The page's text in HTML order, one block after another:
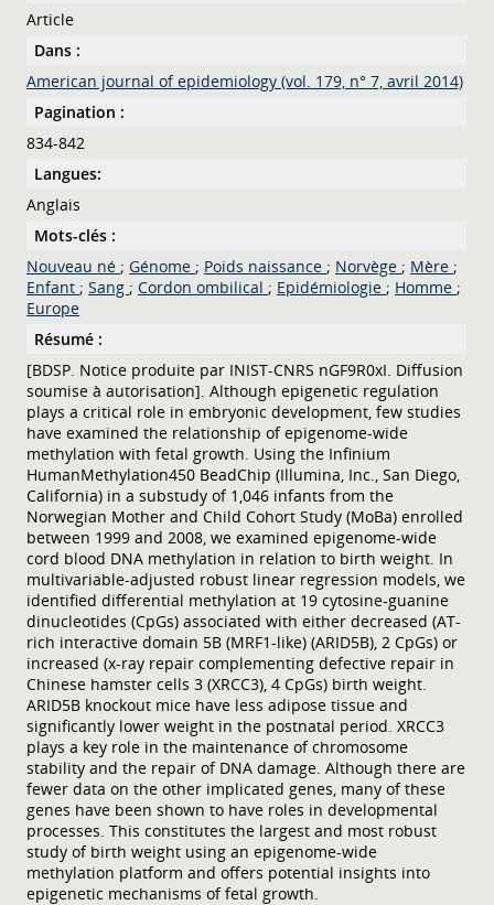
Article
Dans :
American journal of epidemiology (vol. 179, n° 7, avril 2014)
Pagination :
834-842
Langues:
Anglais
Mots-clés :
Nouveau né ; Génome ; Poids naissance ; Norvège ; Mère ;
Enfant ; Sang ; Cordon ombilical ; Epidémiologie ; Homme ;
Europe
Résumé :
[BDSP. Notice produite par INIST-CNRS nGF9R0xI. Diffusion
soumise à autorisation]. Although epigenetic regulation
plays a critical role in embryonic development, few studies
have examined the relationship of epigenome-wide
methylation with fetal growth. Using the Infinium
HumanMethylation450 BeadChip (Illumina, Inc., San Diego,
California) in a substudy of 1,046 infants from the
Norwegian Mother and Child Cohort Study (MoBa) enrolled
between 1999 and 2008, we examined epigenome-wide
cord blood DNA methylation in relation to birth weight. In
multivariable-adjusted robust linear regression models, we
identified differential methylation at 19 cytosine-guanine
dinucleotides (CpGs) associated with either decreased (AT-
rich interactive domain 5B (MRF1-like) (ARID5B), 2 CpGs) or
increased (x-ray repair complementing defective repair in
Chinese hamster cells 3 (XRCC3), 4 CpGs) birth weight.
ARID5B knockout mice have less adipose tissue and
significantly lower weight in the postnatal period. XRCC3
plays a key role in the maintenance of chromosome
stability and the repair of DNA damage. Although there are
fewer data on the other implicated genes, many of these
genes have been shown to have roles in developmental
processes. This constitutes the largest and most robust
study of birth weight using an epigenome-wide
methylation platform and offers potential insights into
epigenetic mechanisms of fetal growth.